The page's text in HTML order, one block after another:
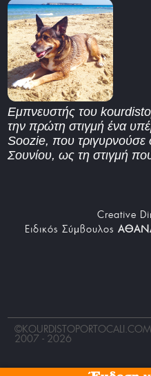
Εμπνευστής του
την πρώτη στιγμή ένα
Soozie, που τριγυρνούσε
Σουνίου, ως τη στιγμή
Creative
Ειδικός Σύμβουλος
©KOURDISTOPORTOCALI.COM
2007 - 2026